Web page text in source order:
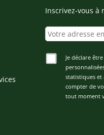
Inscrivez-vous à
Je déclare
statistiques et
compter de
tout moment